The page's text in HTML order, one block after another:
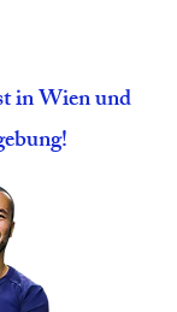
in Wien und